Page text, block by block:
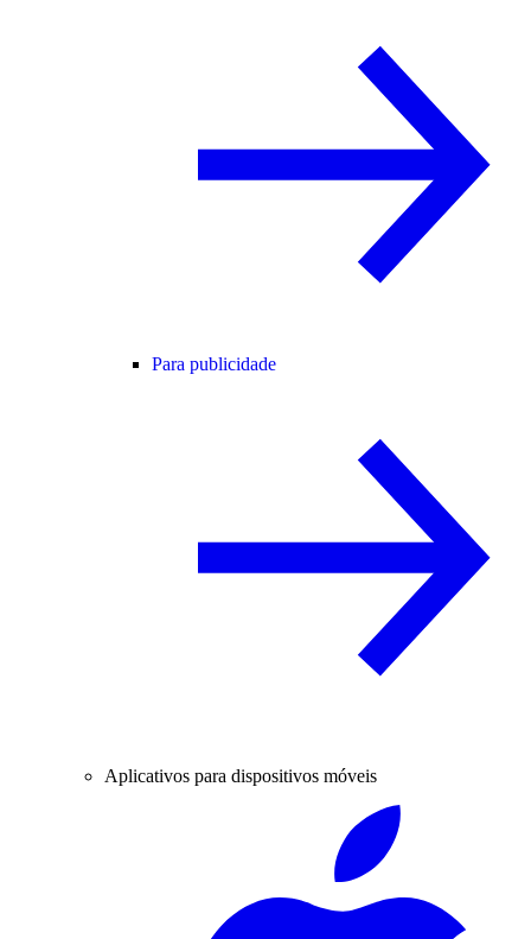
Para publicidade
Aplicativos para dispositivos móveis